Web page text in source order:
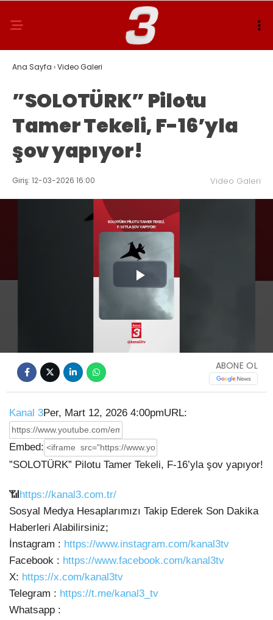
Ana Sayfa ›Video Galeri
”SOLOTÜRK” Pilotu
Tamer Tekeli, F-16’yla
şov yapıyor!
Giriş: 12-03-2026 16:00 Video Galeri
Play
Video
ABONE OL
Kanal 3Per, Mart 12, 2026 4:00pmURL:
Embed:
”SOLOTÜRK” Pilotu Tamer Tekeli, F-16’yla şov yapıyor!
📶https://kanal3.com.tr/
Sosyal Medya Hesaplarımızı Takip Ederek Son Dakika
Haberleri Alabilirsiniz;
İnstagram : https://www.instagram.com/kanal3tv
Facebook : https://www.facebook.com/kanal3tv
X: https://x.com/kanal3tv
Telegram : https://t.me/kanal3_tv
Whatsapp :